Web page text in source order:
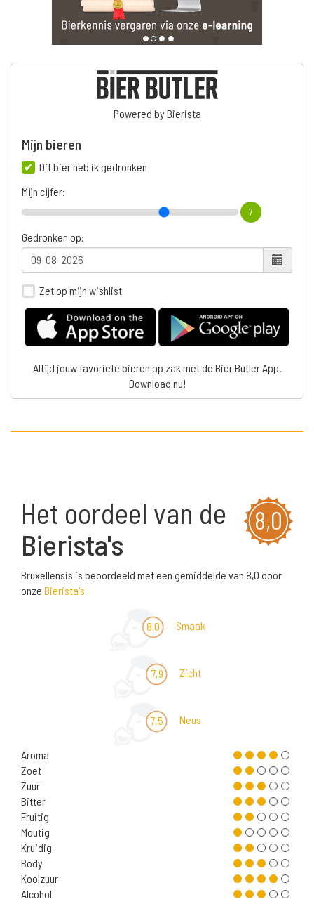
Powered by Bierista
Mijn bieren
Dit bier heb ik gedronken
Mijn cijfer:
7
Gedronken op:
Zet op mijn wishlist
Altijd jouw favoriete bieren op zak met de Bier Butler App.
Download nu!
8,0
Het oordeel van de
Bierista's
Bruxellensis is beoordeeld met een gemiddelde van 8,0 door
onze Bierista's
8,0 Smaak
7,9 Zicht
7,5 Neus
Aroma
Zoet
Zuur
Bitter
Fruitig
Moutig
Kruidig
Body
Koolzuur
Alcohol